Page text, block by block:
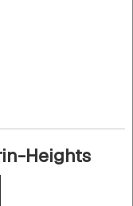
Heights